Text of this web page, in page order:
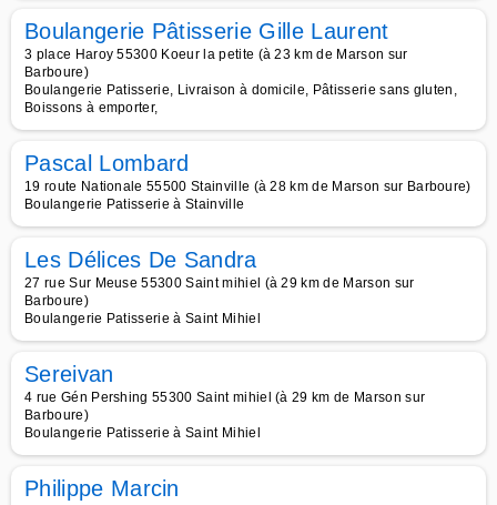
Boulangerie Pâtisserie Gille Laurent
3 place Haroy 55300 Koeur la petite (à 23 km de Marson sur
Barboure)
Boulangerie Patisserie, Livraison à domicile, Pâtisserie sans gluten,
Boissons à emporter,
Pascal Lombard
19 route Nationale 55500 Stainville (à 28 km de Marson sur Barboure)
Boulangerie Patisserie à Stainville
Les Délices De Sandra
27 rue Sur Meuse 55300 Saint mihiel (à 29 km de Marson sur
Barboure)
Boulangerie Patisserie à Saint Mihiel
Sereivan
4 rue Gén Pershing 55300 Saint mihiel (à 29 km de Marson sur
Barboure)
Boulangerie Patisserie à Saint Mihiel
Philippe Marcin